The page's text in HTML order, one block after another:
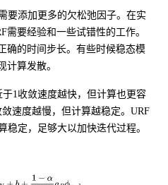
要添加更多的欠松弛因子。在实
需要经验和一些试错性的工作。
确的时间步长。有些时候稳态模
计算发散。
1收敛速度越快，但计算也更容
速度越慢，但计算越稳定。URF
稳定，足够大以加快迭代过程。